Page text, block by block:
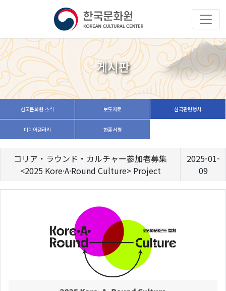
게시판
한국문화원 소식 보도자료 한국관련행사
미디어갤러리 한줄서평
コリア・ラウンド・カルチャー参加者募集
<2025 Kore·A·Round Culture> Project
2025-01-
09